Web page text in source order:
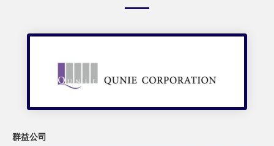
群益公司